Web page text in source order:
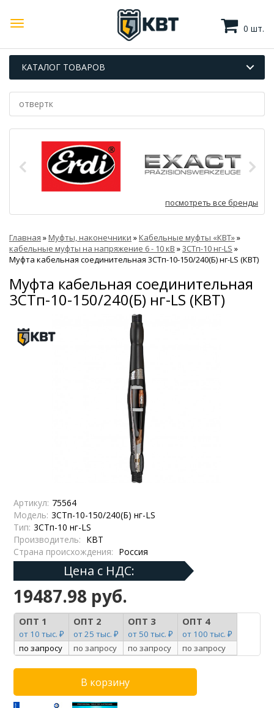
0 шт.
КАТАЛОГ ТОВАРОВ
посмотреть все бренды
Главная »Муфты, наконечники »Кабельные муфты «КВТ»»
кабельные муфты на напряжение 6 - 10 кВ »3СТп-10 нг-LS »
Муфта кабельная соединительная 3СТп-10-150/240(Б) нг-LS (КВТ)
Муфта кабельная соединительная
3СТп-10-150/240(Б) нг-LS (КВТ)
Артикул: 75564
Модель: 3СТп-10-150/240(Б) нг-LS
Тип: 3СТп-10 нг-LS
Производитель: КВТ
Страна происхождения: Россия
Цена с НДС:
19487.98 руб.
ОПТ 1
от 10 тыс. ₽
ОПТ 2
от 25 тыс. ₽
ОПТ 3
от 50 тыс. ₽
ОПТ 4
от 100 тыс. ₽
по запросу
по запросу по запросу по запросу